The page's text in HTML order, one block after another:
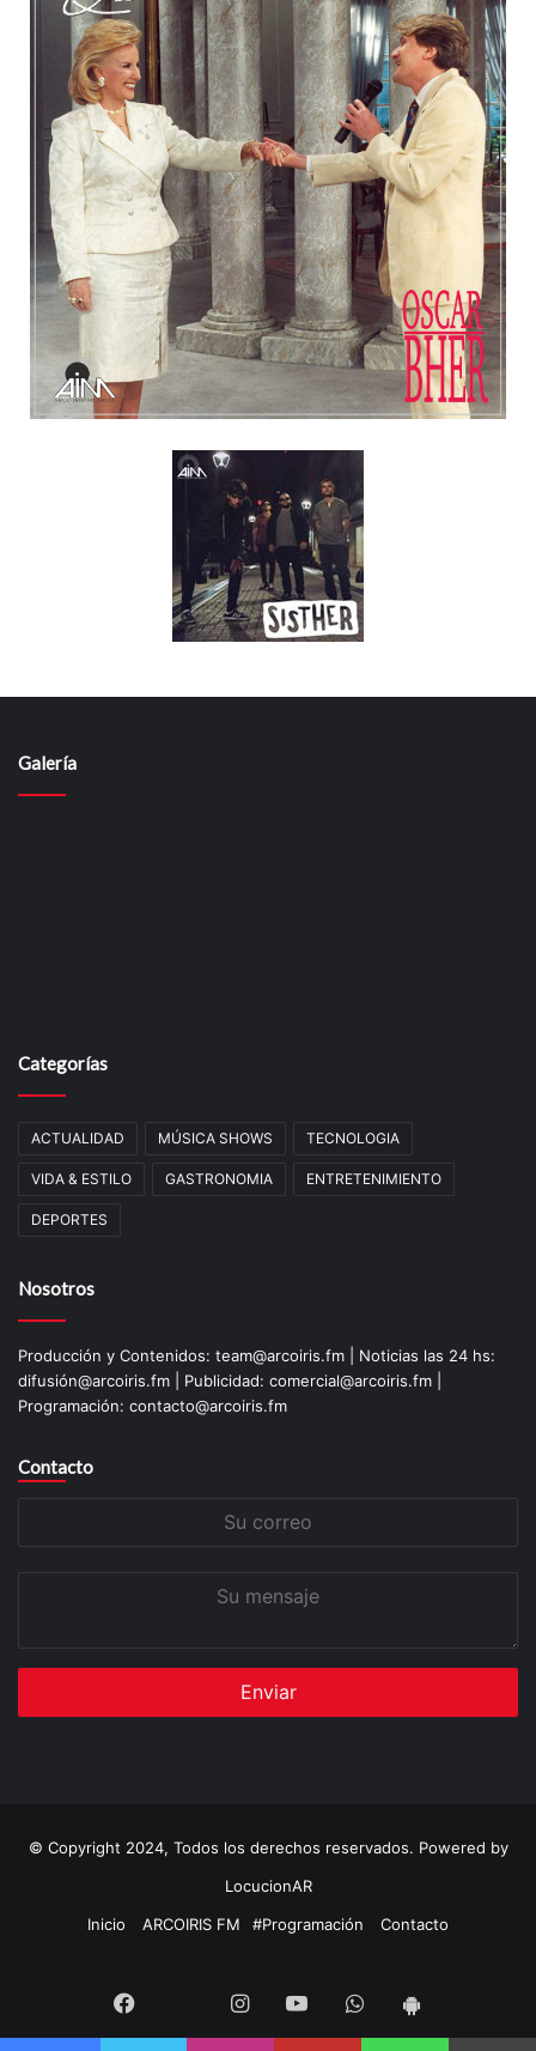
Galería
Categorías
ACTUALIDAD MÚSICA SHOWS TECNOLOGIA
VIDA & ESTILO GASTRONOMIA ENTRETENIMIENTO
DEPORTES
Nosotros
Producción y Contenidos: team@arcoiris.fm | Noticias las 24 hs:
difusión@arcoiris.fm | Publicidad: comercial@arcoiris.fm |
Programación: contacto@arcoiris.fm
Contacto
© Copyright 2024, Todos los derechos reservados. Powered by
LocucionAR
Inicio
ARCOIRIS FM #Programación Contacto
Facebook InstagramYoutubeWhatsapp